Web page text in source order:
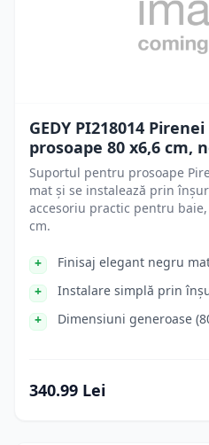
GEDY PI218014
prosoape 80 x6,6 cm,
Suportul pentru prosoape
mat și se instalează prin
accesoriu practic pentru
cm.
Finisaj elegant negru
Instalare simplă prin
Dimensiuni generoase
340.99 Lei